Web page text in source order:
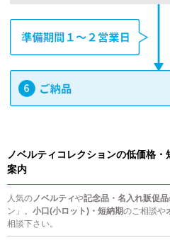
ノベルティコレクションの低価格
案内
人気のノベルティや記念品・名入れ販促品
ン」。 小口(小ロット)・短納期のご相談や
相談下さい。